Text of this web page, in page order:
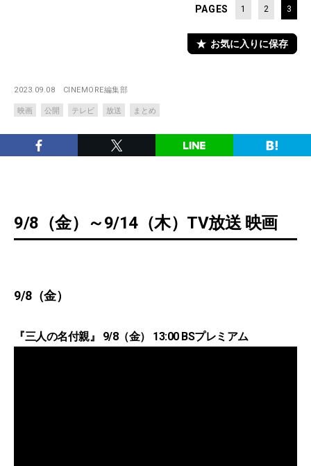
PAGES 1 2 3
お気に入りに保存
2023.09.08 CINEMORE編集部
映画 公開 テレビ 放送 まとめ
9/8（金）～9/14（木）TV放送 映画
9/8（金）
『三人の名付親』 9/8（金） 13:00 BSプレミアム